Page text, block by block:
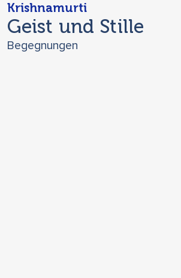
Krishnamurti
Geist und Stille
Begegnungen